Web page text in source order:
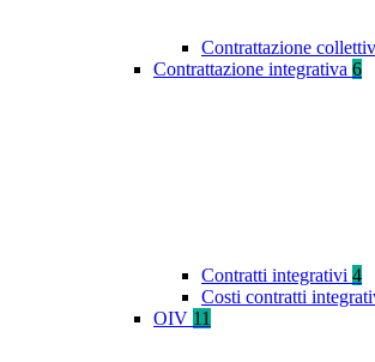
Contrattazione
Contrattazione integrativa 6
Contratti integrativi 4
Costi contratti
OIV 11